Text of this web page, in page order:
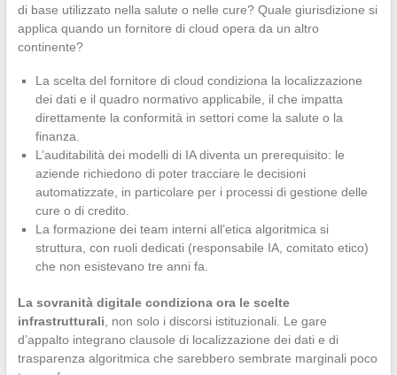
di base utilizzato nella salute o nelle cure? Quale giurisdizione si
applica quando un fornitore di cloud opera da un altro
continente?
La scelta del fornitore di cloud condiziona la localizzazione
dei dati e il quadro normativo applicabile, il che impatta
direttamente la conformità in settori come la salute o la
finanza.
L’auditabilità dei modelli di IA diventa un prerequisito: le
aziende richiedono di poter tracciare le decisioni
automatizzate, in particolare per i processi di gestione delle
cure o di credito.
La formazione dei team interni all’etica algoritmica si
struttura, con ruoli dedicati (responsabile IA, comitato etico)
che non esistevano tre anni fa.
La sovranità digitale condiziona ora le scelte
infrastrutturali , non solo i discorsi istituzionali. Le gare
d’appalto integrano clausole di localizzazione dei dati e di
trasparenza algoritmica che sarebbero sembrate marginali poco